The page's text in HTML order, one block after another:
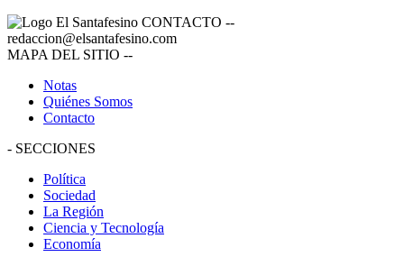
CONTACTO --
redaccion@elsantafesino.com
MAPA DEL SITIO --
Notas
Quiénes Somos
Contacto
- SECCIONES
Política
Sociedad
La Región
Ciencia y Tecnología
Economía